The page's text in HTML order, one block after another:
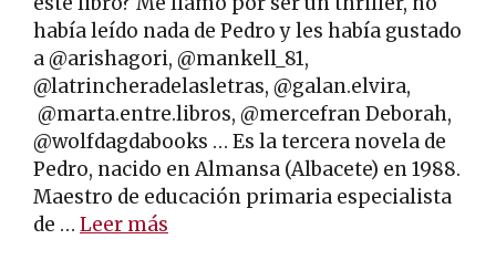
había leído nada de Pedro y les había gustado
a @arishagori, @mankell_81,
@latrincheradelasletras, @galan.elvira,
@marta.entre.libros, @mercefran Deborah,
@wolfdagdabooks … Es la tercera novela de
Pedro, nacido en Almansa (Albacete) en 1988.
Maestro de educación primaria especialista
de … Leer más